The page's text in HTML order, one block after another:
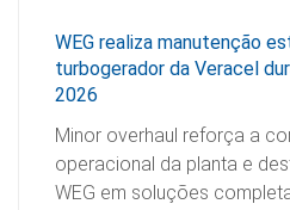
WEG realiza manutenção
turbogerador da Veracel
2026
Minor overhaul reforça a
operacional da planta e
WEG em soluções